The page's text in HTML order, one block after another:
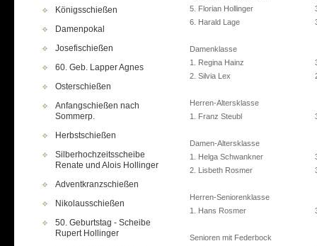
Königsschießen
Damenpokal
Josefischießen
60. Geb. Lapper Agnes
Osterschießen
Anfangschießen nach
Sommerp.
Herbstschießen
Silberhochzeitsscheibe
Renate und Alois Hollinger
Adventkranzschießen
Nikolausschießen
50. Geburtstag - Scheibe
Rupert Hollinger
5. Florian Hollinger
6. Harald Lage
Damenklasse
1. Regina Hainz
2. Silvia Lex
Herren-Altersklasse
1. Franz Steubl
Damen-Altersklasse
1. Helga Schwankner
2. Lisbeth Rosmer
Herren-Seniorenklasse
1. Hans Rosmer
Senioren mit Federbock